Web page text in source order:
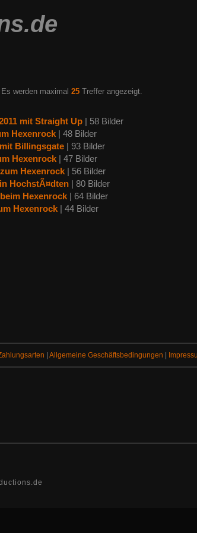
werden maximal 25 Treffer angezeigt.
mit Straight Up | 58 Bilder
Hexenrock | 48 Bilder
Billingsgate | 93 Bilder
Hexenrock | 47 Bilder
Hexenrock | 56 Bilder
HochstÃ¤dten | 80 Bilder
Hexenrock | 64 Bilder
Hexenrock | 44 Bilder
Allgemeine Geschäftsbedingungen